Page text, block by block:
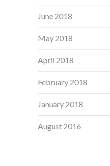
June 2018
May 2018
April 2018
February 2018
January 2018
August 2016